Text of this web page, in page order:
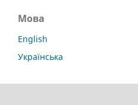
Мова
English
Українська